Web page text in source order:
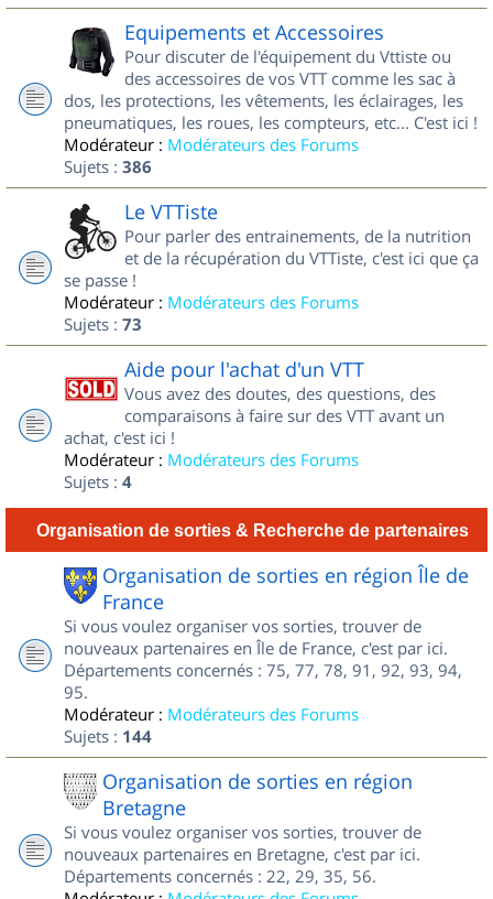
Equipements et Accessoires
Pour discuter de l'équipement du Vttiste ou
des accessoires de vos VTT comme les sac à
dos, les protections, les vêtements, les éclairages, les
pneumatiques, les roues, les compteurs, etc... C'est ici !
Modérateur : Modérateurs des Forums
Sujets : 386
Le VTTiste
Pour parler des entrainements, de la nutrition
et de la récupération du VTTiste, c'est ici que ça
se passe !
Modérateur : Modérateurs des Forums
Sujets : 73
Aide pour l'achat d'un VTT
Vous avez des doutes, des questions, des
comparaisons à faire sur des VTT avant un
achat, c'est ici !
Modérateur : Modérateurs des Forums
Sujets : 4
Organisation de sorties & Recherche de partenaires
Organisation de sorties en région Île de
France
Si vous voulez organiser vos sorties, trouver de
nouveaux partenaires en Île de France, c'est par ici.
Départements concernés : 75, 77, 78, 91, 92, 93, 94,
95.
Modérateur : Modérateurs des Forums
Sujets : 144
Organisation de sorties en région
Bretagne
Si vous voulez organiser vos sorties, trouver de
nouveaux partenaires en Bretagne, c'est par ici.
Départements concernés : 22, 29, 35, 56.